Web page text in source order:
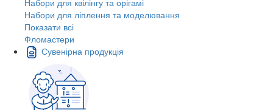
Набори для квілінгу та орігамі
Набори для ліплення та моделювання
Показати всі
Фломастери
Сувенірна продукція